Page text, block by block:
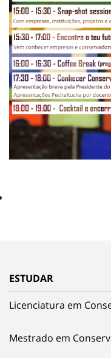
ESTUDAR
Licenciatura em
Mestrado em